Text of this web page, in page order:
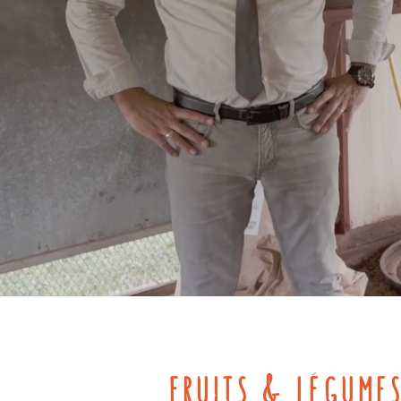
fruits &